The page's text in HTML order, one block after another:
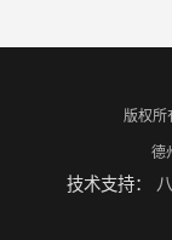
版权所
德
技术支持：